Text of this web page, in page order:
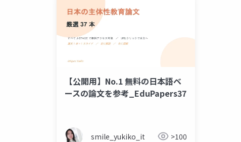
【公開用】No.1 無料の日本語ベ
ースの論文を参考_EduPapers37
smile_yukiko_it >100